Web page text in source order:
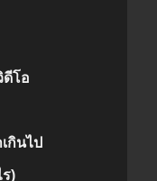
ดีโอ
กินไป
)